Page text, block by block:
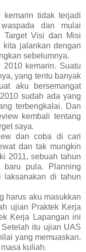
tidak terjadi
dan mulai
Target Visi dan Misi
jalankan dengan
sebelumnya.
kemarin. Suatu
yang tentu banyak
aku bersemangat
sudah ada yang
terbengkalai. Dan
kembali tentang
saya.
dan coba di cari
dan tak mungkin
2011, sebuah tahun
pula. Planning
di tahun
harus aku masukkan
ujian Praktek Kerja
Kerja Lapangan ini
itu ujian UAS
yang memuaskan.
kuliah.